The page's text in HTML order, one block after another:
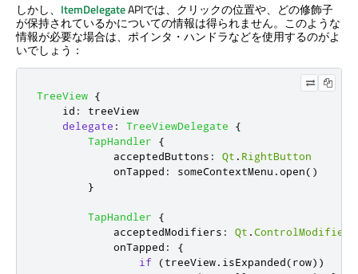
しかし、 ItemDelegateAPIでは、クリックの位置や、どの修飾子
が保持されているかについての情報は得られません。このような
情報が必要な場合は、ポインタ・ハンドラなどを使用するのがよ
いでしょう：
TreeView {
id :
treeView
delegate : TreeViewDelegate
{
TapHandler
{
acceptedButtons : Qt . RightButton
onTapped : someContextMenu .open()
}
TapHandler
{
acceptedModifiers : Qt .ControlModifier
onTapped :
{
if
(treeView. isExpanded(row))